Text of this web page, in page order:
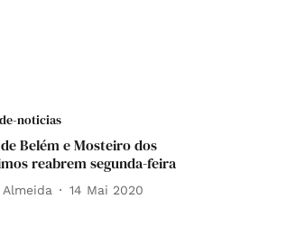
noticias
Belém e Mosteiro dos
reabrem segunda-feira
Almeida 14 Mai 2020